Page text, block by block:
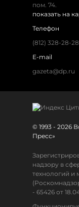
пом. 74.
показать на
Телефон
(812) 328-28-28
E-mail
gazeta@dp.ru
© 1993 - 2026
Пресс»
надзору в
технологий и
- 65426 от